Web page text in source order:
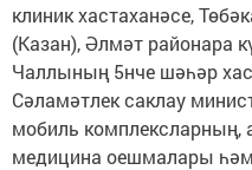
клиник хастаханәсе,
(Казан), Әлмәт районара
Чаллының 5нче шәһәр
Сәламәтлек саклау
мобиль комплексларның,
медицина оешмалары